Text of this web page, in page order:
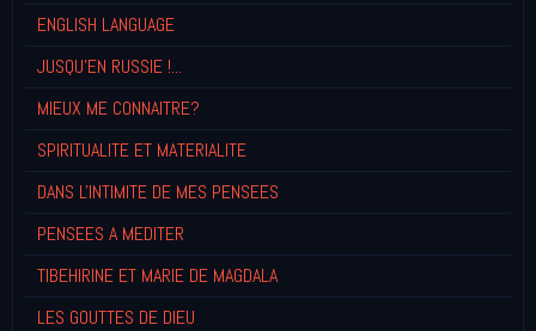
ENGLISH LANGUAGE
JUSQU'EN RUSSIE !...
MIEUX ME CONNAITRE?
SPIRITUALITE ET MATERIALITE
DANS L'INTIMITE DE MES PENSEES
PENSEES A MEDITER
TIBEHIRINE ET MARIE DE MAGDALA
LES GOUTTES DE DIEU